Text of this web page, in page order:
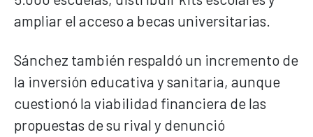
ampliar el acceso a becas universitarias.
Sánchez también respaldó un incremento de
la inversión educativa y sanitaria, aunque
cuestionó la viabilidad financiera de las
propuestas de su rival y denunció